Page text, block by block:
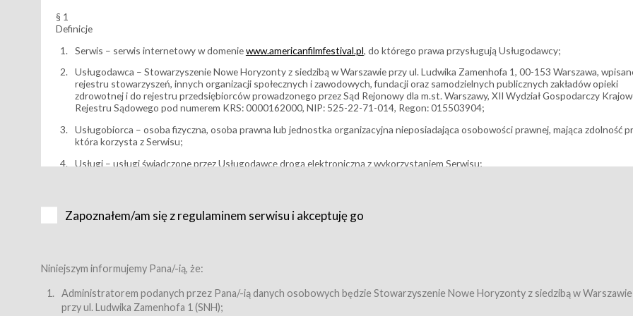
§ 1
Definicje
Serwis – serwis internetowy w domeniewww.americanfilmfestival.pl, do którego prawa przysługują Usługodawcy;
Usługodawca – Stowarzyszenie Nowe Horyzonty z siedzibą w Warszawie przy ul. Ludwika Zamenhofa 1, 00-153 Warszawa,
rejestru stowarzyszeń, innych organizacji społecznych i zawodowych, fundacji oraz samodzielnych publicznych zakładów opieki
zdrowotnej i do rejestru przedsiębiorców prowadzonego przez Sąd Rejonowy dla m.st. Warszawy, XII Wydział Gospodarczy
Rejestru Sądowego pod numerem KRS: 0000162000, NIP: 525-22-71-014, Regon: 015503904;
Usługobiorca – osoba fizyczna, osoba prawna lub jednostka organizacyjna nieposiadająca osobowości prawnej, mająca zdolność
która korzysta z Serwisu;
Usługi – usługi świadczone przez Usługodawcę drogą elektroniczną z wykorzystaniem Serwisu;
Karnety – wybrane dokumenty potwierdzające zawarcie umowy z Usługodawcą i uprawniające do wzięcia udziału w Wydarzeniu,
Bilety – wybrane dokumenty potwierdzające zawarcie umowy z Usługodawcą i uprawniające do wzięcia udziału w Wydarzeniu,
przewidziane przez Usługodawcę dla danego Wydarzenia, tj. uprawniające do uczestnictwa w wielu albo w pojedynczych seansach
filmowych, wydarzeniach specjalnych i koncertach;
Sklep – sklep internetowy prowadzony przez Usługodawcę w Serwisie;
Zapoznałem/am się z regulaminem serwisu i akceptuję go
Niniejszym informujemy Pana/-ią, że:
Administratorem podanych przez Pana/-ią danych osobowych będzie Stowarzyszenie Nowe Horyzonty z siedzibą w
przy ul. Ludwika Zamenhofa 1 (SNH);